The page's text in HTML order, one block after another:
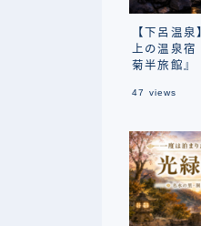
【下呂温
上の温泉宿
菊半旅館』
47 views